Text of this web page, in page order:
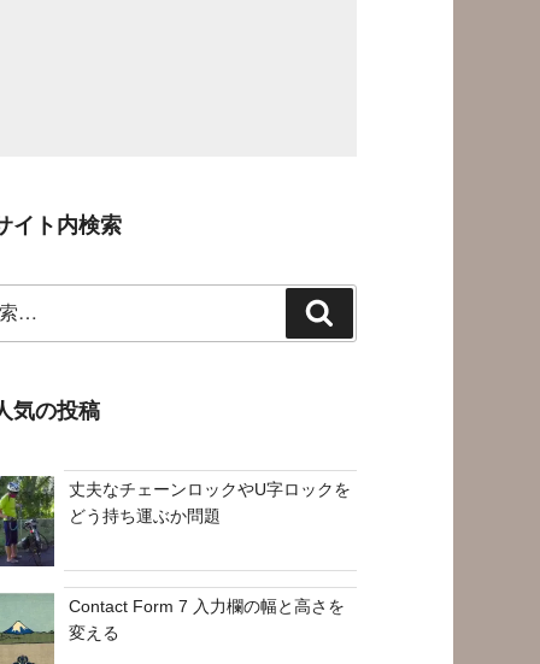
イト内検索
索
気の投稿
丈夫なチェーンロックやU字ロックを
どう持ち運ぶか問題
Contact Form 7 入力欄の幅と高さを
変える